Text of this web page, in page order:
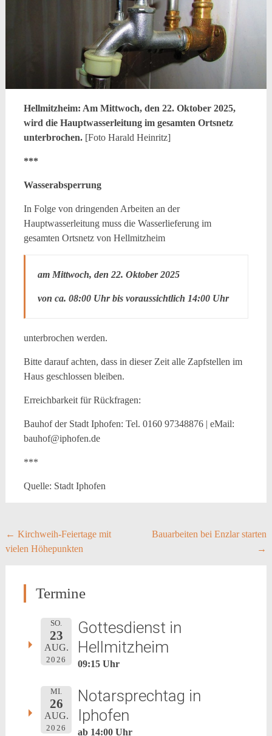
Hellmitzheim: Am Mittwoch, den 22. Oktober 2025,
wird die Hauptwasserleitung im gesamten Ortsnetz
unterbrochen.[Foto Harald Heinritz]
***
Wasserabsperrung
In Folge von dringenden Arbeiten an der
Hauptwasserleitung muss die Wasserlieferung im
gesamten Ortsnetz von Hellmitzheim
am Mittwoch, den 22. Oktober 2025
von ca. 08:00 Uhr bis voraussichtlich 14:00 Uhr
unterbrochen werden.
Bitte darauf achten, dass in dieser Zeit alle Zapfstellen im
Haus geschlossen bleiben.
Erreichbarkeit für Rückfragen:
Bauhof der Stadt Iphofen: Tel. 0160 97348876 | eMail:
bauhof@iphofen.de
***
Quelle: Stadt Iphofen
Post
navigation
← Kirchweih-Feiertage mit
vielen Höhepunkten
Bauarbeiten bei Enzlar starten
→
Termine
SO.
23
AUG.
2026
Gottesdienst in
Hellmitzheim
09:15 Uhr
MI.
26
AUG.
2026
Notarsprechtag in
Iphofen
ab 14:00 Uhr